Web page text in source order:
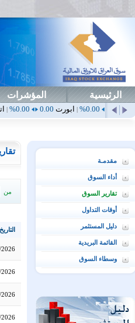
الرئيسية المؤشرات
ابورت 0.00
|اتحاد0.00
0.00%
مقدمـة
أداء السوق
تقارير السوق
أوقات التداول
دليل المستثمر
القائمة البريدية
وسطاء السوق
من
التاريخ
2026
2026
2026
2026